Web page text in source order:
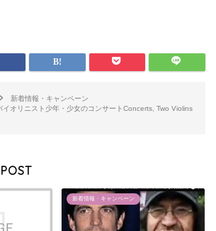
新着情報・キャンペーン
イオリニスト少年・少女のコンサートConcerts, Two Violins
新着情報・キャンペーン